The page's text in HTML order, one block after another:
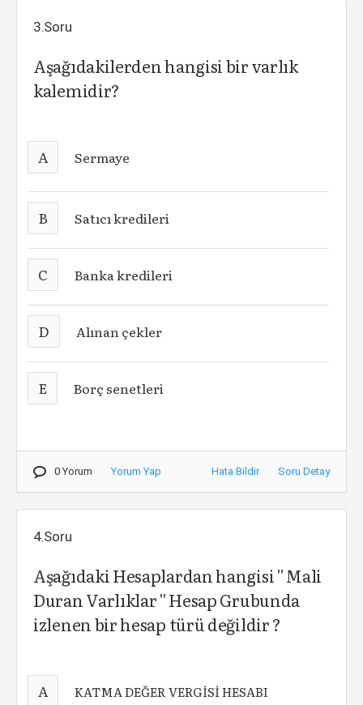
3.Soru
Aşağıdakilerden hangisi bir varlık
kalemidir?
A Sermaye
B Satıcı kredileri
C Banka kredileri
D Alınan çekler
E Borç senetleri
0 Yorum Yorum Yap Hata Bildir Soru Detay
4.Soru
Aşağıdaki Hesaplardan hangisi '' Mali
Duran Varlıklar '' Hesap Grubunda
izlenen bir hesap türü değildir ?
A KATMA DEĞER VERGİSİ HESABI